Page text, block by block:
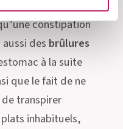
constipation
des brûlures
à la suite
que le fait de ne
transpirer
inhabituels,